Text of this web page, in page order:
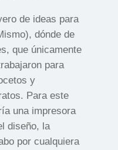
de ideas para
dónde de
que únicamente
para
y
Para este
una impresora
diseño, la
por cualquiera